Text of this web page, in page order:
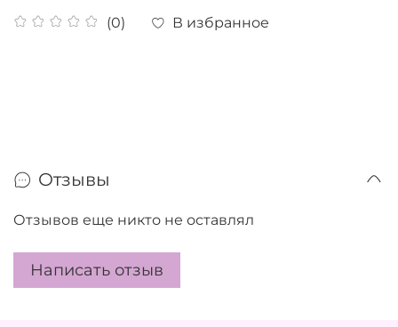
(0) В избранное
Отзывы
Отзывов еще никто не оставлял
Написать отзыв